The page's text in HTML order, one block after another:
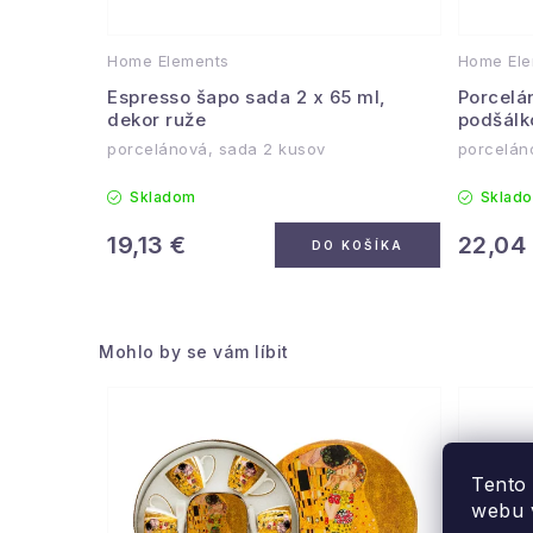
webu
Mohlo by se vám líbit
Home Elements
Espresso šapo sada 2 x 65 ml,
dekor ruže
porcelánová, sada 2 kusov
Skladom
19,13 € DO KOŠÍKA
Home
22,04